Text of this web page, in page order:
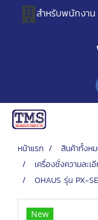
สำหรับพนักงาน
หน้าแรก สินค้าทั้งห
เครื่องชั่งความละเ
OHAUS รุ่น PX-
New